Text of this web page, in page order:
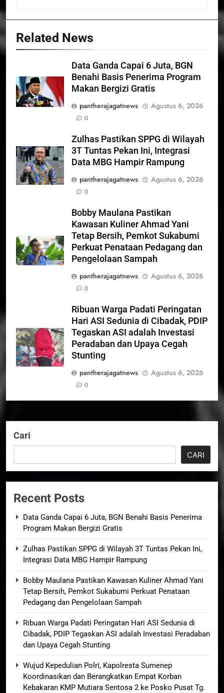
Related News
Data Ganda Capai 6 Juta, BGN
Benahi Basis Penerima Program
Makan Bergizi Gratis
pantherajagatnews
Agustus 6, 2026
0
Zulhas Pastikan SPPG di Wilayah
3T Tuntas Pekan Ini, Integrasi
Data MBG Hampir Rampung
pantherajagatnews
Agustus 6, 2026
0
Bobby Maulana Pastikan
Kawasan Kuliner Ahmad Yani
Tetap Bersih, Pemkot Sukabumi
Perkuat Penataan Pedagang dan
Pengelolaan Sampah
pantherajagatnews
Agustus 6, 2026
0
Ribuan Warga Padati Peringatan
Hari ASI Sedunia di Cibadak, PDIP
Tegaskan ASI adalah Investasi
Peradaban dan Upaya Cegah
Stunting
pantherajagatnews
Agustus 6, 2026
0
Cari
CARI
Recent Posts
Data Ganda Capai 6 Juta, BGN Benahi Basis Penerima
Program Makan Bergizi Gratis
Zulhas Pastikan SPPG di Wilayah 3T Tuntas Pekan Ini,
Integrasi Data MBG Hampir Rampung
Bobby Maulana Pastikan Kawasan Kuliner Ahmad Yani
Tetap Bersih, Pemkot Sukabumi Perkuat Penataan
Pedagang dan Pengelolaan Sampah
Ribuan Warga Padati Peringatan Hari ASI Sedunia di
Cibadak, PDIP Tegaskan ASI adalah Investasi Peradaban
dan Upaya Cegah Stunting
Wujud Kepedulian Polri, Kapolresta Sumenep
Koordinasikan dan Berangkatkan Empat Korban
Kebakaran KMP Mutiara Sentosa 2 ke Posko Pusat Tg.